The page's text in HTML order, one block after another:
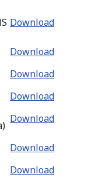
Download
Download
Download
Download
Download
Download
Download